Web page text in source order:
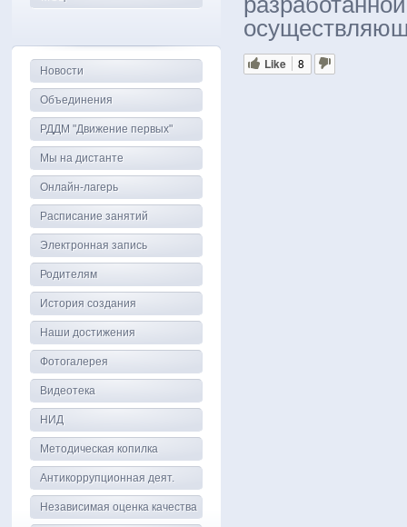
Like 8
Новости
Объединения
РДДМ "Движение первых"
Мы на дистанте
Онлайн-лагерь
Расписание занятий
Электронная запись
Родителям
История создания
Наши достижения
Фотогалерея
Видеотека
НИД
Методическая копилка
Антикоррупционная деят.
Независимая оценка качества